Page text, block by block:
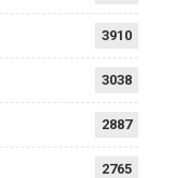
3910
3038
2887
2765